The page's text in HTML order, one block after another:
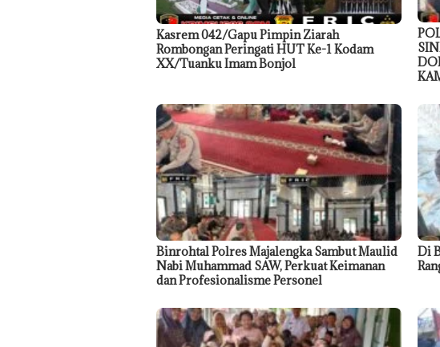
Kasrem 042/Gapu Pimpin Ziarah
Rombongan Peringati HUT Ke-1 Kodam
XX/Tuanku Imam Bonjol
Binrohtal Polres Majalengka Sambut Maulid
Nabi Muhammad SAW, Perkuat Keimanan
dan Profesionalisme Personel
Di